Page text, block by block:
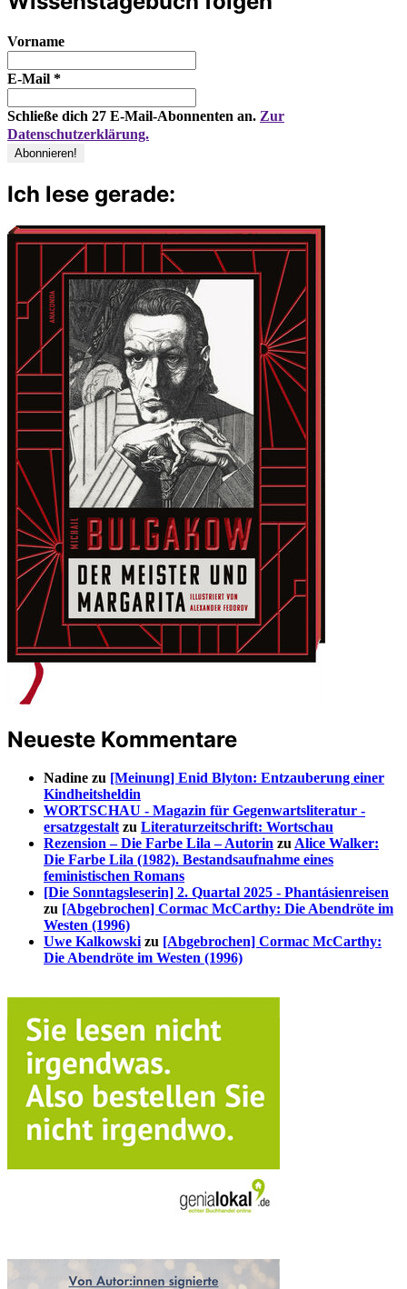
Vorname
E-Mail *
Schließe dich 27 E-Mail-Abonnenten an. Zur
Datenschutzerklärung.
Ich lese gerade:
Neueste Kommentare
Nadine zu [Meinung] Enid Blyton: Entzauberung einer
Kindheitsheldin
WORTSCHAU - Magazin für Gegenwartsliteratur -
ersatzgestaltzu Literaturzeitschrift: Wortschau
Rezension – Die Farbe Lila – Autorin zuAlice Walker:
Die Farbe Lila (1982). Bestandsaufnahme eines
feministischen Romans
[Die Sonntagsleserin] 2. Quartal 2025 - Phantásienreisen
zu [Abgebrochen] Cormac McCarthy: Die Abendröte im
Westen (1996)
Uwe Kalkowskizu [Abgebrochen] Cormac McCarthy:
Die Abendröte im Westen (1996)